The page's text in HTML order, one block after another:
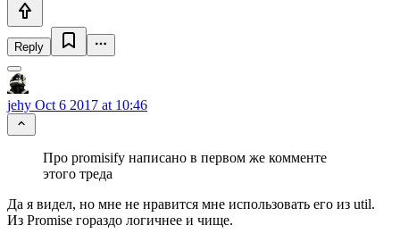
Reply
jehy Oct 6 2017 at 10:46
Про promisify написано в первом же комменте
этого треда
Да я видел, но мне не нравится мне использовать его из util.
Из Promise гораздо логичнее и чище.